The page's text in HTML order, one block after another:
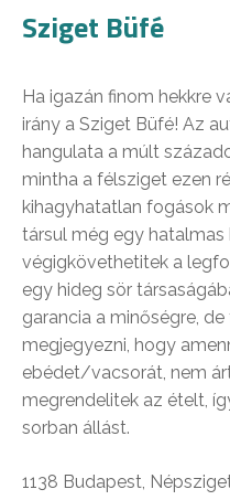
Sziget Büfé
Ha igazán finom hekkre
irány a Sziget Büfé! Az
hangulata a múlt
mintha a félsziget ezen
kihagyhatatlan fogások
társul még egy hatalmas
végigkövethetitek a
egy hideg sör
garancia a minőségre,
megjegyezni, hogy
ebédet/vacsorát, nem
megrendelitek az ételt,
sorban állást.
1138 Budapest,